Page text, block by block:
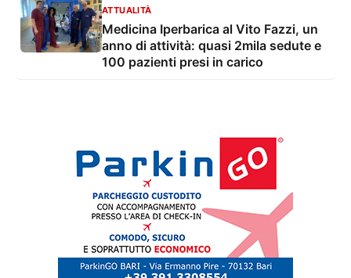
ATTUALITÀ
Medicina Iperbarica al Vito Fazzi, un
anno di attività: quasi 2mila sedute e
100 pazienti presi in carico